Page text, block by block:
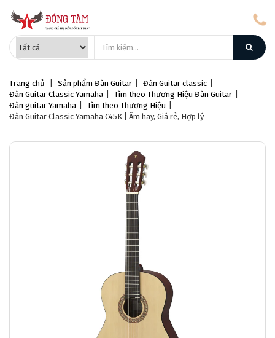
Trang chủ Sản phẩm Đàn Guitar Đàn Guitar classic
Đàn Guitar Classic Yamaha
Tìm theo Thương Hiệu Đàn Guitar
Đàn guitar Yamaha
Tìm theo Thương Hiệu
Đàn Guitar Classic Yamaha C45K | Âm hay, Giá rẻ, Hợp lý